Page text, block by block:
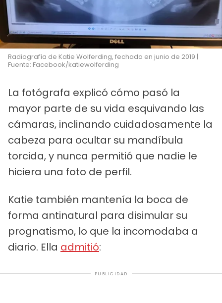
Radiografía de Katie Wolferding, fechada en junio de 2019 |
Fuente: Facebook/katiewolferding
La fotógrafa explicó cómo pasó la
mayor parte de su vida esquivando las
cámaras, inclinando cuidadosamente la
cabeza para ocultar su mandíbula
torcida, y nunca permitió que nadie le
hiciera una foto de perfil.
Katie también mantenía la boca de
forma antinatural para disimular su
prognatismo, lo que la incomodaba a
diario. Ella admitió:
PUBLICIDAD